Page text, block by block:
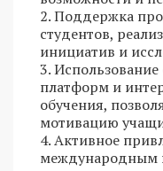
2. Поддержка
студентов,
инициатив и
3.
платформ и
обучения,
мотивацию
4. Активное
международным